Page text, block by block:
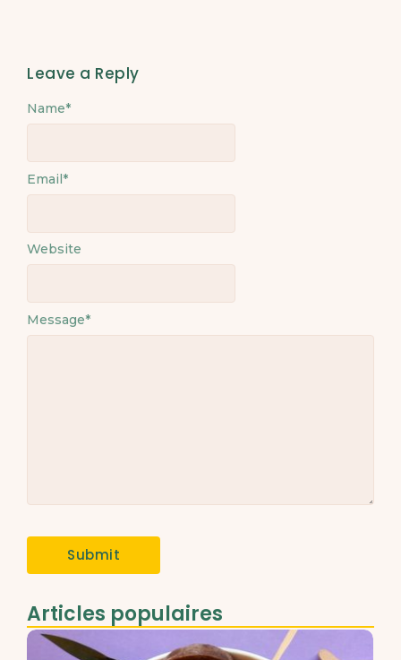
Leave a Reply
Message*
Name*
Email*
Website
Alternative:
Articles populaires